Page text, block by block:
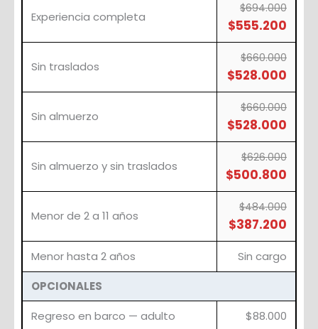
Experiencia completa
$694.000
$555.200
Sin traslados
$660.000
$528.000
Sin almuerzo
$660.000
$528.000
Sin almuerzo y sin traslados
$626.000
$500.800
Menor de 2 a 11 años
$484.000
$387.200
Menor hasta 2 años
Sin cargo
OPCIONALES
Regreso en barco — adulto
$88.000